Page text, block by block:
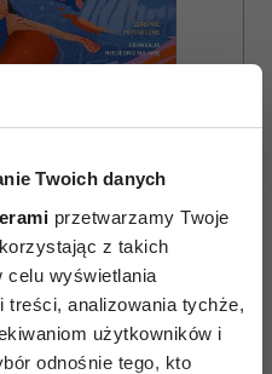
Twoich danych
przetwarzamy Twoje
z takich
celu wyświetlania
treści, analizowania tychże,
użytkowników i
odnośnie tego, kto